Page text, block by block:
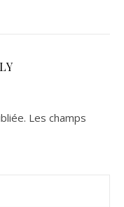
Les champs